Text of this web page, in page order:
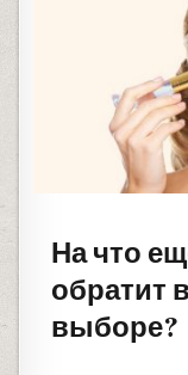
На что
обратит
выборе?